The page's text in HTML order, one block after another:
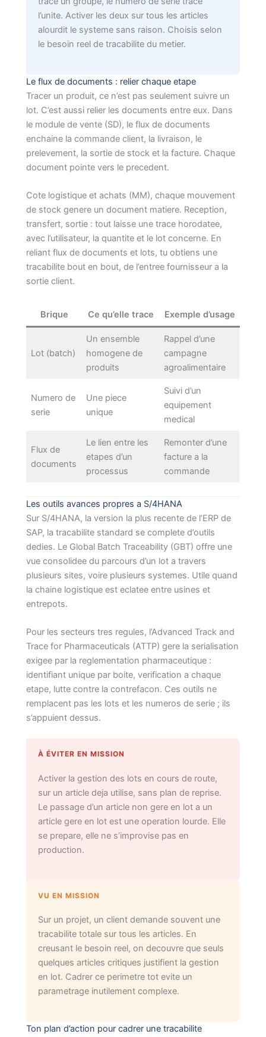
l’unite. Activer les deux sur tous les articles
alourdit le systeme sans raison. Choisis selon
le besoin reel de tracabilite du metier.
Le flux de documents : relier chaque etape
Tracer un produit, ce n’est pas seulement suivre un
lot. C’est aussi relier les documents entre eux. Dans
le module de vente (SD), le flux de documents
enchaine la commande client, la livraison, le
prelevement, la sortie de stock et la facture. Chaque
document pointe vers le precedent.
Cote logistique et achats (MM), chaque mouvement
de stock genere un document matiere. Reception,
transfert, sortie : tout laisse une trace horodatee,
avec l’utilisateur, la quantite et le lot concerne. En
reliant flux de documents et lots, tu obtiens une
tracabilite bout en bout, de l’entree fournisseur a la
sortie client.
Brique Ce qu’elle trace Exemple d’usage
Lot (batch)
Un ensemble
homogene de
produits
Rappel d’une
campagne
agroalimentaire
Numero de
serie
Une piece
unique
Suivi d’un
equipement
medical
Flux de
documents
Le lien entre les
etapes d’un
processus
Remonter d’une
facture a la
commande
Les outils avances propres a S/4HANA
Sur S/4HANA, la version la plus recente de l’ERP de
SAP, la tracabilite standard se complete d’outils
dedies. Le Global Batch Traceability (GBT) offre une
vue consolidee du parcours d’un lot a travers
plusieurs sites, voire plusieurs systemes. Utile quand
la chaine logistique est eclatee entre usines et
entrepots.
Pour les secteurs tres regules, l’Advanced Track and
Trace for Pharmaceuticals (ATTP) gere la serialisation
exigee par la reglementation pharmaceutique :
identifiant unique par boite, verification a chaque
etape, lutte contre la contrefacon. Ces outils ne
remplacent pas les lots et les numeros de serie ; ils
s’appuient dessus.
À ÉVITER EN MISSION
Activer la gestion des lots en cours de route,
sur un article deja utilise, sans plan de reprise.
Le passage d’un article non gere en lot a un
article gere en lot est une operation lourde. Elle
se prepare, elle ne s’improvise pas en
production.
VU EN MISSION
Sur un projet, un client demande souvent une
tracabilite totale sur tous les articles. En
creusant le besoin reel, on decouvre que seuls
quelques articles critiques justifient la gestion
en lot. Cadrer ce perimetre tot evite un
parametrage inutilement complexe.
Ton plan d’action pour cadrer une tracabilite